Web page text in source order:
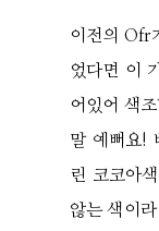
이전의 Ofr
었다면 이
어있어 색
말 예뻐요!
린 코코아
않는 색이